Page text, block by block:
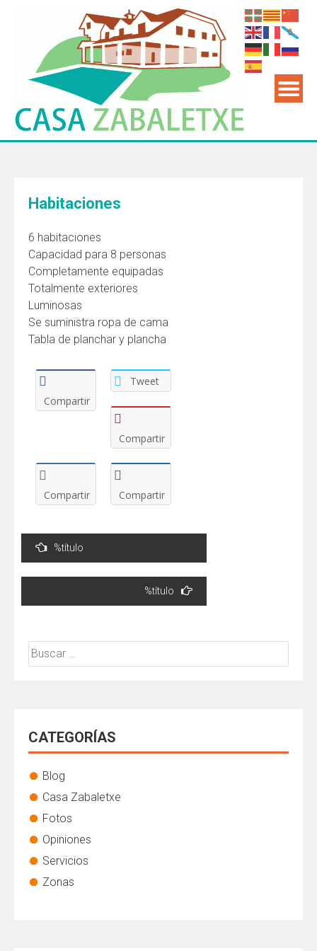
Habitaciones
6 habitaciones
Capacidad para 8 personas
Completamente equipadas
Totalmente exteriores
Luminosas
Se suministra ropa de cama
Tabla de planchar y plancha
Compartir
Tweet
Compartir
Compartir Compartir
Navegación
entradas
%título
%título
Buscar:
CATEGORÍAS
Blog
Casa Zabaletxe
Fotos
Opiniones
Servicios
Zonas